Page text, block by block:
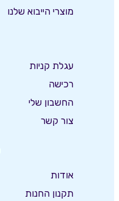
מוצרי הייבוא שלנו
עגלת קניות
רכישה
החשבון שלי
צור קשר
אודות
תקנון החנות